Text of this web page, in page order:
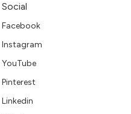
Social
Facebook
Instagram
YouTube
Pinterest
Linkedin